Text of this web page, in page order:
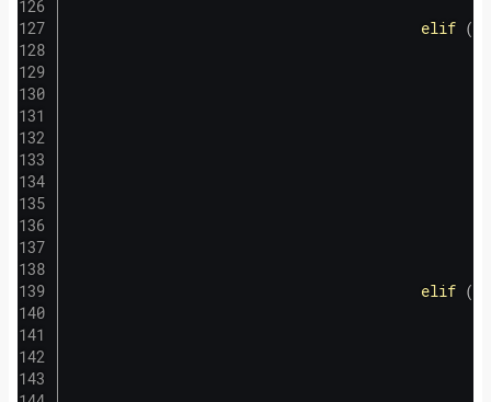
elif (
elif (